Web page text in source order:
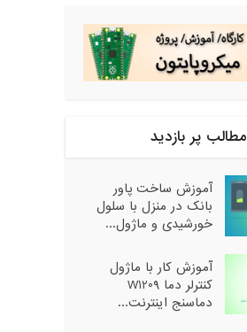
مطالب پر بازدید
آموزش ساخت پاور
بانک در منزل با سلول
خورشیدی و ماژول...
آموزش کار با ماژول
کنترلر دما W1209
دماسنج اینترنت...